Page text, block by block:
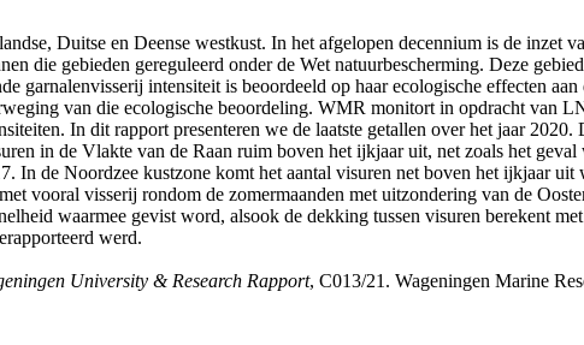
Duitse en Deense westkust. In het afgelopen decennium is de inzet
die gebieden gereguleerd onder de Wet natuurbescherming. Deze
garnalenvisserij intensiteit is beoordeeld op haar ecologische effecten
van die ecologische beoordeling. WMR monitort in opdracht van
In dit rapport presenteren we de laatste getallen over het jaar
in de Vlakte van de Raan ruim boven het ijkjaar uit, net zoals het
In de Noordzee kustzone komt het aantal visuren net boven het ijkjaar uit
vooral visserij rondom de zomermaanden met uitzondering van de
waarmee gevist word, alsook de dekking tussen visuren berekent
werd.
University & Research Rapport, C013/21. Wageningen Marine